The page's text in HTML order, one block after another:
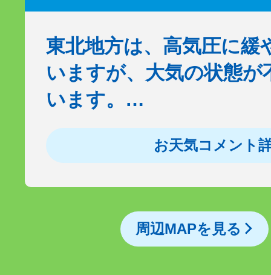
東北地方は、高気圧に緩
いますが、大気の状態が
います。…
お天気コメント
周辺MAPを見る